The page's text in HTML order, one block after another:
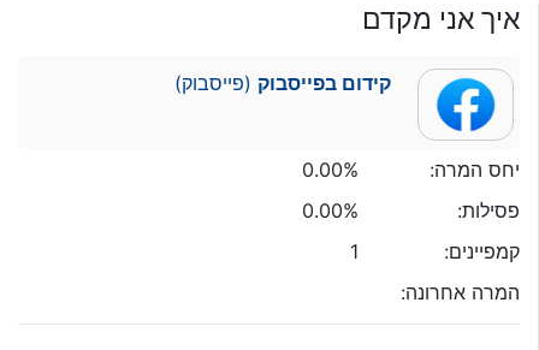
איך אני מקדם
קידום בפייסבוק (פייסבוק)
יחס המרה:
0.00%
פסילות:
0.00%
קמפיינים:
1
המרה אחרונה: